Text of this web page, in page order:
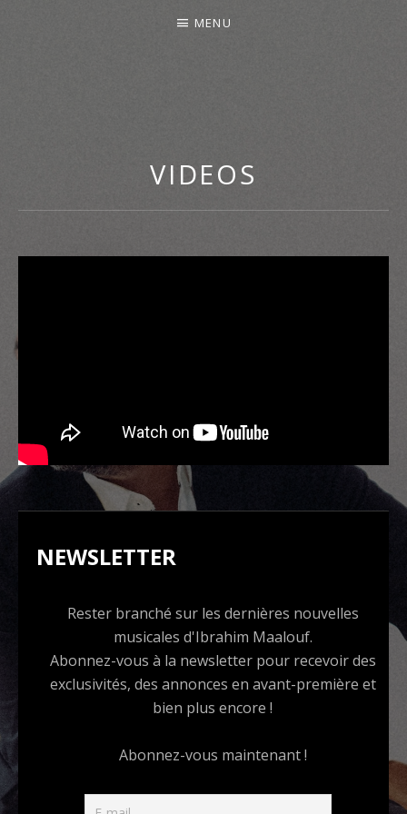
MENU
VIDEOS
NEWSLETTER
Rester branché sur les dernières nouvelles
musicales d'Ibrahim Maalouf.
Abonnez-vous à la newsletter pour recevoir des
exclusivités, des annonces en avant-première et
bien plus encore !
Abonnez-vous maintenant !